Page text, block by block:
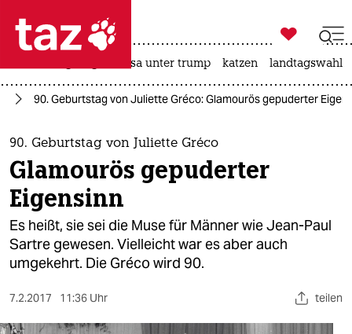
 taz zahl ich
taz zahl ich
themen
politik
öko
gesellschaft
sport

taz zahl ich
usa unter trump katzen landtagswahl
90. Geburtstag von Juliette Gréco: Glamourös gepuderter
90. Geburtstag von Juliette Gréco
Glamourös gepuderter
Eigensinn
Es heißt, sie sei die Muse für Männer wie Jean-Paul
Sartre gewesen. Vielleicht war es aber auch
umgekehrt. Die Gréco wird 90.
7.2.2017 11:36 Uhr teilen